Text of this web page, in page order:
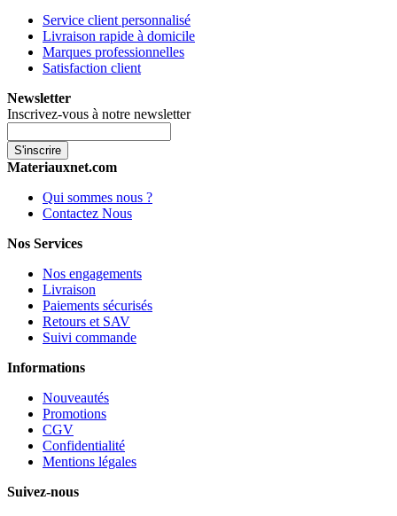
Service client personnalisé
Livraison rapide à domicile
Marques professionnelles
Satisfaction client
Newsletter
Inscrivez-vous à notre newsletter
S'inscrire
Materiauxnet.com
Qui sommes nous ?
Contactez Nous
Nos Services
Nos engagements
Livraison
Paiements sécurisés
Retours et SAV
Suivi commande
Informations
Nouveautés
Promotions
CGV
Confidentialité
Mentions légales
Suivez-nous